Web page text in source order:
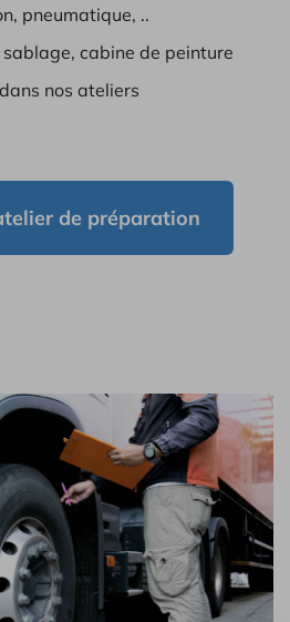
pneumatique, ..
sablage, cabine de peinture
dans nos ateliers
de préparation